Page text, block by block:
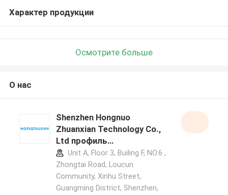
Характер продукции
Осмотрите больше
О нас
Shenzhen Hongnuo
Zhuanxian Technology Co.,
Ltd профиль
производителя
Unit A, Floor 3, Builing F, NO.6 ,
Zhongtai Road, Loucun
Community, Xinhu Street,
Guangming District, Shenzhen,